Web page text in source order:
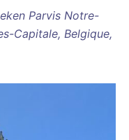
Parvis Notre-
Capitale, Belgique,